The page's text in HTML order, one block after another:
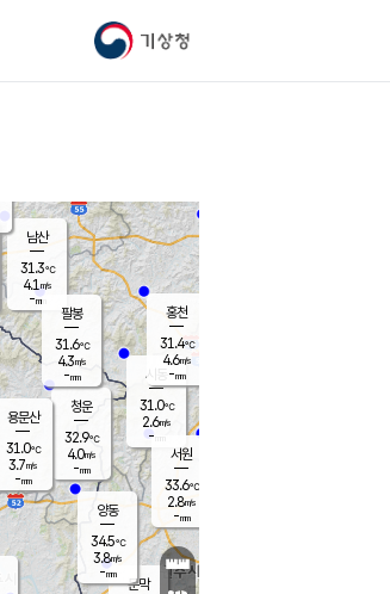
기상청
문막
남산
31.3℃
4.1 m/s
-mm
청운
32.9℃
4.0m/s
-mm
팔봉
31.6℃
4.3m/s
-mm
양동
34.5℃
3.8m/s
-mm
시동
31.0℃
2.6m/s
- mm
서원
33.6℃
2.8m/s
-mm
용문산
31.0℃
3.7m/s
-mm
홍천
31.4℃
4.6m/s
-mm